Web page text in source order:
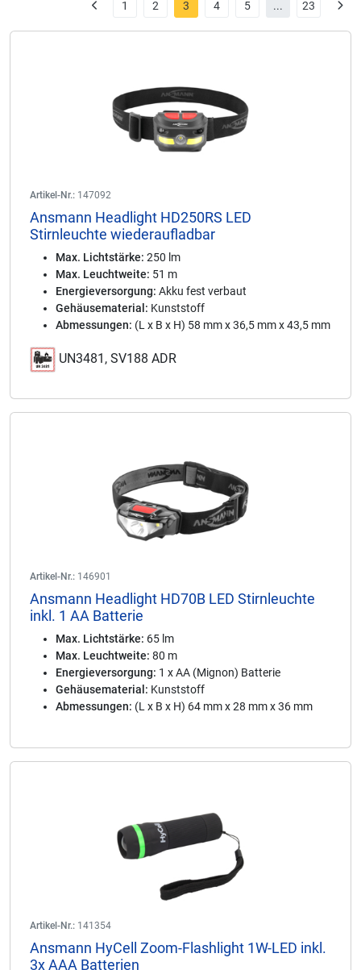
1 2 3 4 5 ... 23
Artikel-Nr.: 147092
Ansmann Headlight HD250RS LED
Stirnleuchte wiederaufladbar
Max. Lichtstärke: 250 lm
Max. Leuchtweite: 51 m
Energieversorgung: Akku fest verbaut
Gehäusematerial: Kunststoff
Abmessungen: (L x B x H) 58 mm x 36,5 mm x 43,5 mm
UN3481, SV188 ADR
Artikel-Nr.: 146901
Ansmann Headlight HD70B LED Stirnleuchte
inkl. 1 AA Batterie
Max. Lichtstärke: 65 lm
Max. Leuchtweite: 80 m
Energieversorgung: 1 x AA (Mignon) Batterie
Gehäusematerial: Kunststoff
Abmessungen: (L x B x H) 64 mm x 28 mm x 36 mm
Artikel-Nr.: 141354
Ansmann HyCell Zoom-Flashlight 1W-LED inkl.
3x AAA Batterien